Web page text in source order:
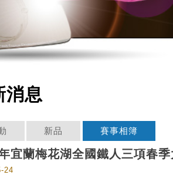
消息
新品 賽事相簿
宜蘭梅花湖全國鐵人三項春
24